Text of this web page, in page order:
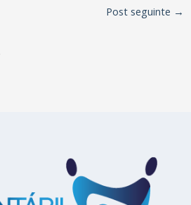
Post seguinte →